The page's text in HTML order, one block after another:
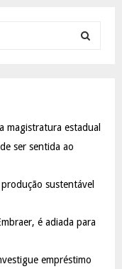
A
C
magistratura estadual
ser sentida ao
sustentável
é adiada para
empréstimo